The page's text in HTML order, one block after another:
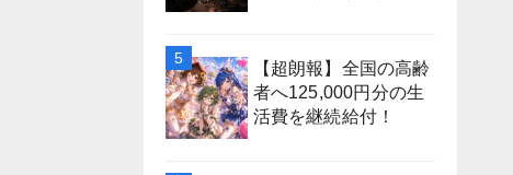
【超朗報】全国の高齢
者へ125,000円分の生
活費を継続給付！